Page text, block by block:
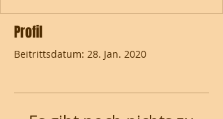
Profil
Beitrittsdatum: 28. Jan. 2020